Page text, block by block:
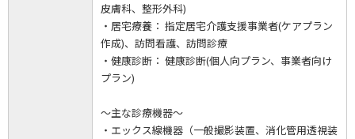
皮膚科、整形外科)
・居宅療養： 指定居宅介護支援事業者(ケアプラン
作成)、訪問看護、訪問診療
・健康診断： 健康診断(個人向プラン、事業者向け
プラン)
～主な診療機器～
・エックス線機器（一般撮影装置、消化管用透視装